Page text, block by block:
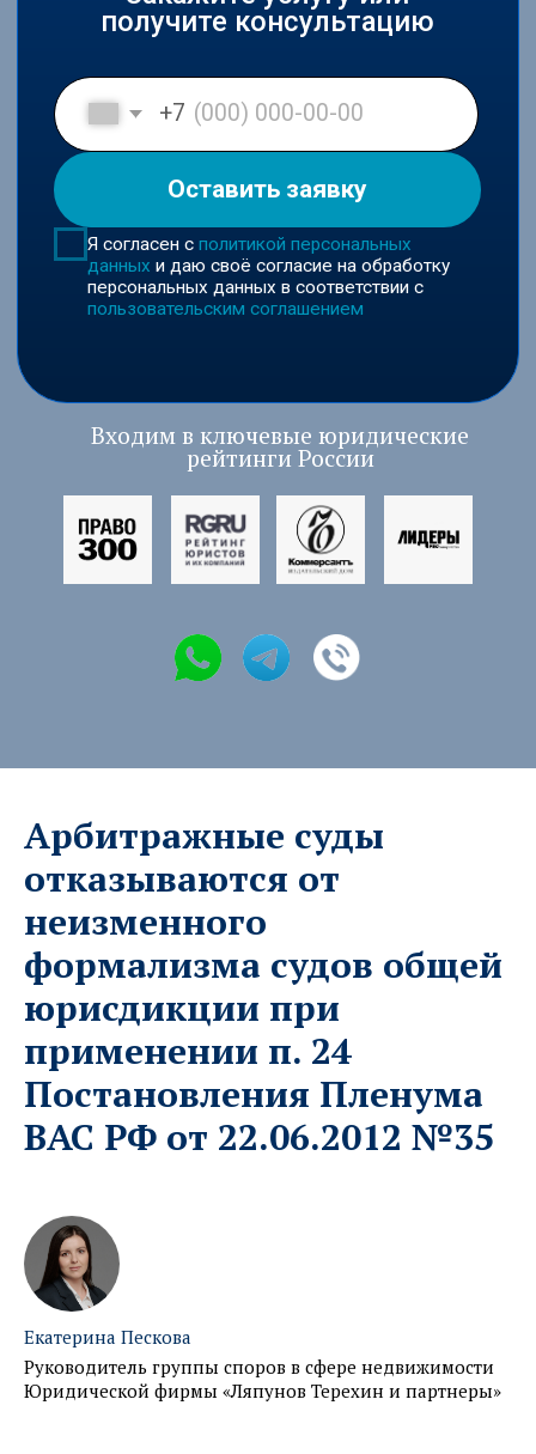
Входим в ключевые юридические
Арбитражные суды
отказываются от
неизменного
формализма судов общей
юрисдикции при
применении п. 24
Постановления Пленума
ВАС РФ от 22.06.2012 №35
Екатерина Пескова
Руководитель группы споров в сфере недвижимости
Юридической фирмы «Ляпунов Терехин и партнеры»